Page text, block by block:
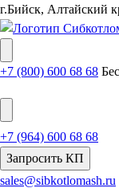
г.Бийск, Алтайский
+7 (800) 600 68 68
+7 (964) 600 68 68
Запросить КП
sales@sibkotlomash.ru